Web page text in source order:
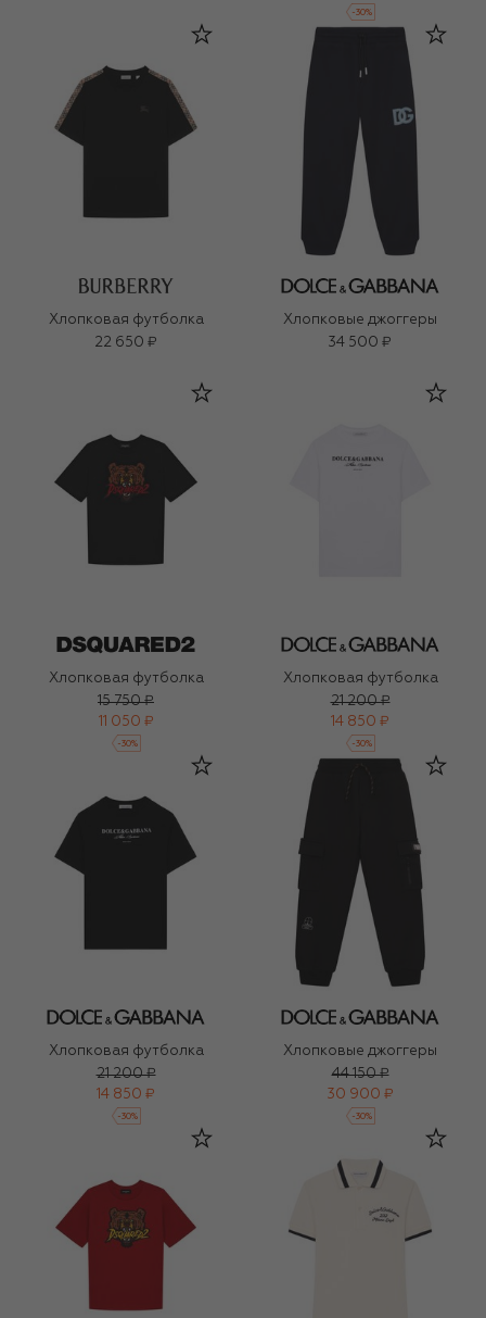
-30%
Хлопковая футболка
22 650 ₽
Хлопковые джоггеры
34 500 ₽
Хлопковая футболка
15 750 ₽
11 050 ₽
-30%
Хлопковая футболка
21 200 ₽
14 850 ₽
-30%
Хлопковая футболка
21 200 ₽
14 850 ₽
-30%
Хлопковые джоггеры
44 150 ₽
30 900 ₽
-30%